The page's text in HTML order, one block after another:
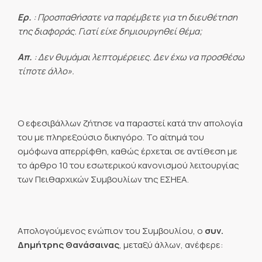
Ερ. : Προσπαθήσατε να παρέμβετε για τη διευθέτηση
της διαφοράς. Γιατί είχε δημιουργηθεί θέμα;
Απ. : Δεν θυμάμαι λεπτομέρειες. Δεν έχω να προσθέσω
τίποτε άλλο».
Ο εφεσιβάλλων ζήτησε να παραστεί κατά την απολογία
του με πληρεξούσιο δικηγόρο. Το αίτημά του
ομόφωνα απερρίφθη, καθώς έρχεται σε αντίθεση με
το άρθρο 10 του εσωτερικού κανονισμού λειτουργίας
των Πειθαρχικών Συμβουλίων της ΕΣΗΕΑ.
Απολογούμενος ενώπιον του Συμβουλίου, ο συν.
Δημήτρης Θανάσαινας, μεταξύ άλλων, ανέφερε: